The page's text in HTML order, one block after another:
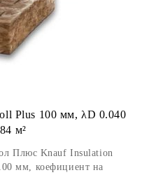
Plus 100 мм, λD 0.040
м²
Плюс Knauf Insulation
мм, коефициент на